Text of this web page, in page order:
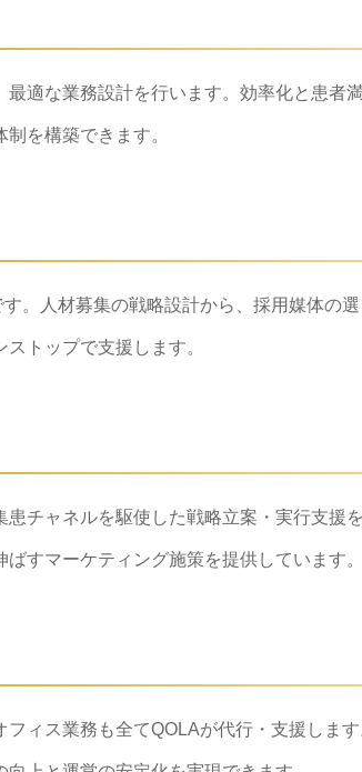
適な業務設計を行います。効率化と患者
を構築できます。
。人材募集の戦略設計から、採用媒体の選
トップで支援します。
チャネルを駆使した戦略立案・実行支援
すマーケティング施策を提供しています
ィス業務も全てQOLAが代行・支援しま